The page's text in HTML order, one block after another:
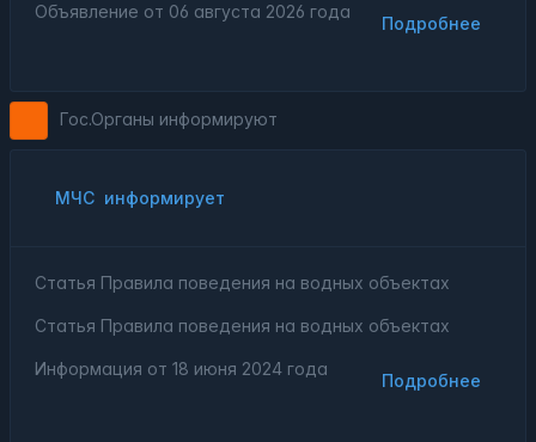
Подробнее
Объявление от 06 августа 2026 года
Гос.Органы информируют
МЧС информирует
Статья Правила поведения на водных объектах
Статья Правила поведения на водных объектах
Подробнее
Информация от 18 июня 2024 года